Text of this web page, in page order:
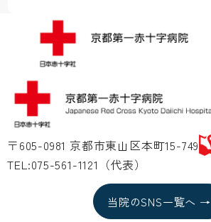
〒605-0981 京都市東山区本町15-749
TEL:075-561-1121（代表）
当院のSNS一覧へ →